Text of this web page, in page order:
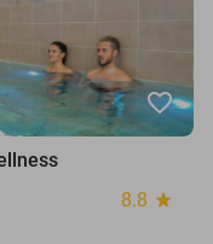
favorite_border
8.8 star